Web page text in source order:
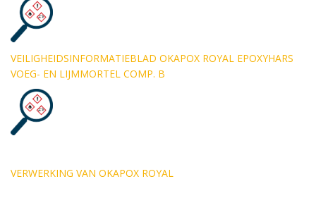
VEILIGHEIDSINFORMATIEBLAD OKAPOX ROYAL EPOXYHARS
VOEG- EN LIJMMORTEL COMP. B
VERWERKING VAN OKAPOX ROYAL